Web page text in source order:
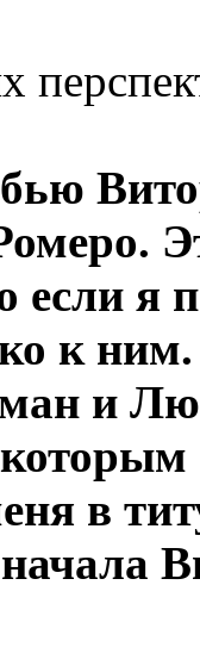
если я
к
и
в